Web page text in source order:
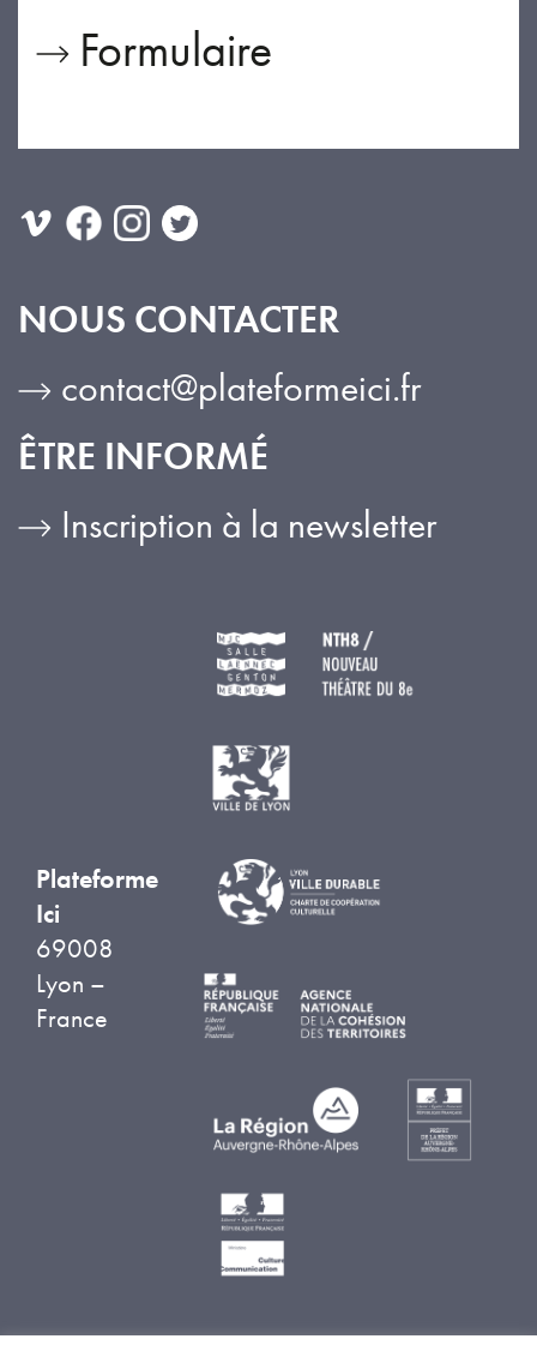
Formulaire
NOUS CONTACTER
contact@plateformeici.fr
ÊTRE INFORMÉ
Inscription à la newsletter
Plateforme
Ici
69008
Lyon –
France